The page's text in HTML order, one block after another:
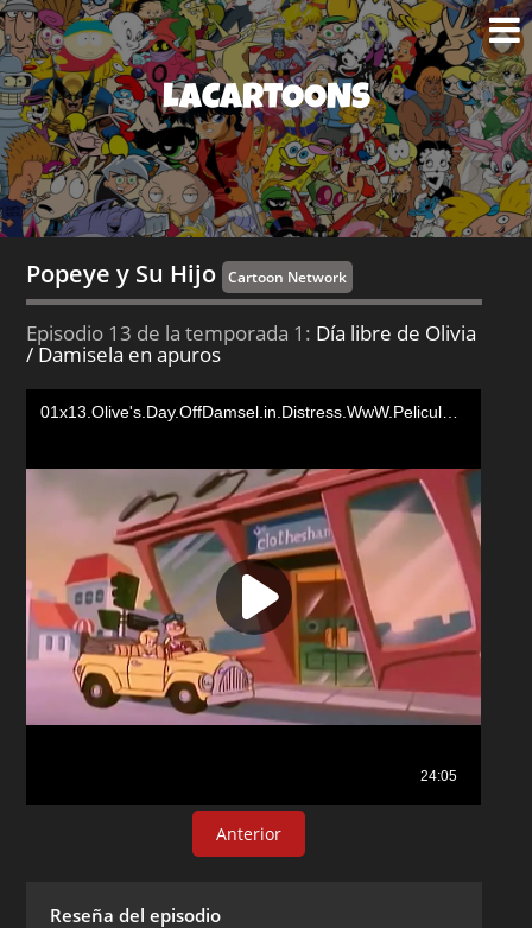
LACARTOONS
Popeye y Su Hijo Cartoon Network
Episodio 13 de la temporada 1: Día libre de Olivia
/ Damisela en apuros
Anterior
Reseña del episodio